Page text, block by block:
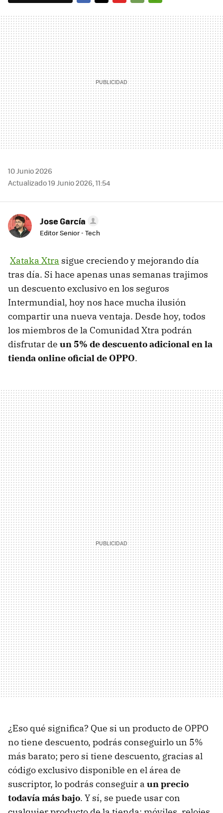
MAIL
10 Junio 2026
Actualizado 19 Junio 2026, 11:54
Jose García
Editor Senior - Tech
Xataka Xtra sigue creciendo y mejorando día
tras día. Si hace apenas unas semanas trajimos
un descuento exclusivo en los seguros
Intermundial, hoy nos hace mucha ilusión
compartir una nueva ventaja. Desde hoy, todos
los miembros de la Comunidad Xtra podrán
disfrutar de un 5% de descuento adicional en la
tienda online oficial de OPPO.
¿Eso qué significa? Que si un producto de OPPO
no tiene descuento, podrás conseguirlo un 5%
más barato; pero si tiene descuento, gracias al
código exclusivo disponible en el área de
suscriptor, lo podrás conseguir a un precio
todavía más bajo. Y sí, se puede usar con